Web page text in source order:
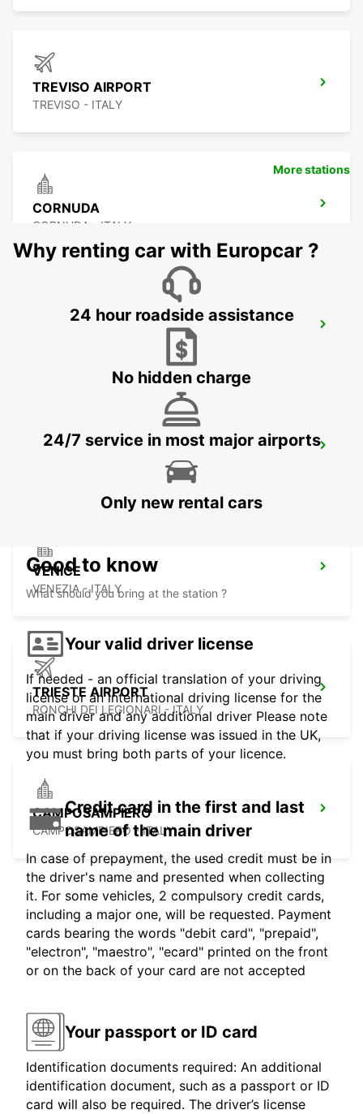
TREVISO AIRPORT
TREVISO - ITALY
CORNUDA
CORNUDA - ITALY
MESTRE
VENICE
VENEZIA - ITALY
TRIESTE AIRPORT
RONCHI DEI LEGIONARI - ITALY
CAMPOSAMPIERO
CAMPOSAMPIERO - ITALY
More stations
Why renting car with Europcar ?
24 hour roadside assistance
No hidden charge
24/7 service in most major airports
Only new rental cars
Good to know
What should you bring at the station ?
Your valid driver license
If needed - an official translation of your driving
license or an international driving license for the
main driver and any additional driver Please note
that if your driving license was issued in the UK,
you must bring both parts of your licence.
Credit card in the first and last
name of the main driver
In case of prepayment, the used credit must be in
the driver's name and presented when collecting
it. For some vehicles, 2 compulsory credit cards,
including a major one, will be requested. Payment
cards bearing the words "debit card", "prepaid",
"electron", "maestro", "ecard" printed on the front
or on the back of your card are not accepted
Your passport or ID card
Identification documents required: An additional
identification document, such as a passport or ID
card will also be required. The driver’s license